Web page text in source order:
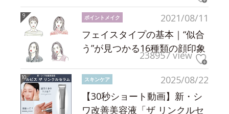
2021/08/11
ポイントメイク
フェイスタイプの基本｜“似合
う”が見つかる16種類の顔印象
238957 view
2025/08/22
スキンケア
【30秒ショート動画】新・シ
ワ改善美容液「ザ リンクルセ